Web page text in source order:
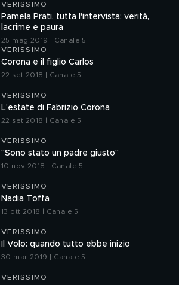
VERISSIMO
Pamela Prati, tutta l'intervista: verità,
lacrime e paura
25 mag 2019 | Canale 5
VERISSIMO
Corona e il figlio Carlos
22 set 2018 | Canale 5
VERISSIMO
L'estate di Fabrizio Corona
22 set 2018 | Canale 5
VERISSIMO
"Sono stato un padre giusto"
10 nov 2018 | Canale 5
VERISSIMO
Nadia Toffa
13 ott 2018 | Canale 5
VERISSIMO
Il Volo: quando tutto ebbe inizio
30 mar 2019 | Canale 5
VERISSIMO